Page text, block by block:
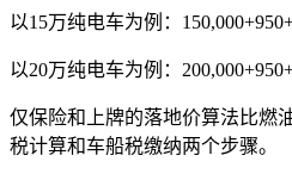
以15万纯电车为例：
以20万纯电车为例：
仅保险和上牌的落地价算法比
税计算和车船税缴纳两个步骤。